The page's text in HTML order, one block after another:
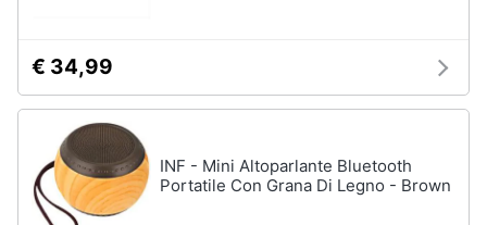
€ 34,99
INF - Mini Altoparlante Bluetooth
Portatile Con Grana Di Legno - Brown